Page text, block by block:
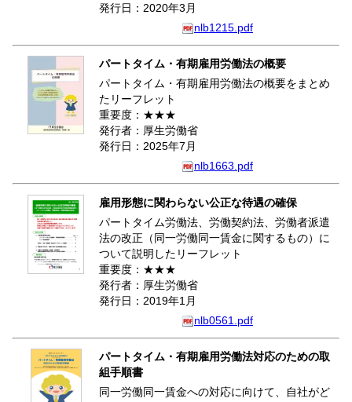
発行日：2020年3月
nlb1215.pdf
パートタイム・有期雇用労働法の概要
パートタイム・有期雇用労働法の概要をまとめ
たリーフレット
重要度：★★★
発行者：厚生労働省
発行日：2025年7月
nlb1663.pdf
雇用形態に関わらない公正な待遇の確保
パートタイム労働法、労働契約法、労働者派遣
法の改正（同一労働同一賃金に関するもの）に
ついて説明したリーフレット
重要度：★★★
発行者：厚生労働省
発行日：2019年1月
nlb0561.pdf
パートタイム・有期雇用労働法対応のための取
組手順書
同一労働同一賃金への対応に向けて、自社がど